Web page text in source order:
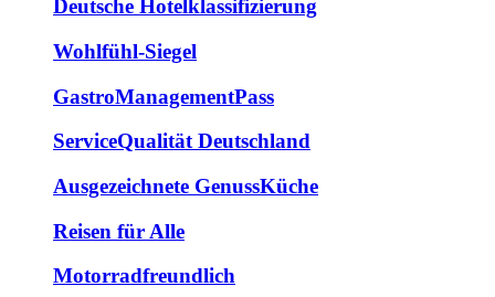
Deutsche Hotelklassifizierung
Wohlfühl-Siegel
GastroManagementPass
ServiceQualität Deutschland
Ausgezeichnete GenussKüche
Reisen für Alle
Motorradfreundlich